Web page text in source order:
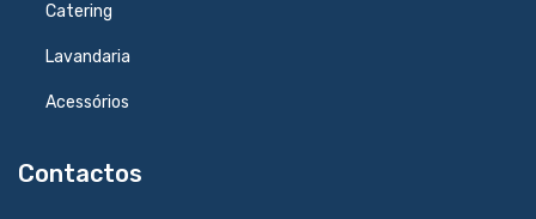
Catering
Lavandaria
Acessórios
Contactos